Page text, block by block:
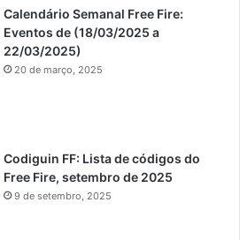
Calendário Semanal Free Fire:
Eventos de (18/03/2025 a
22/03/2025)
20 de março, 2025
Codiguin FF: Lista de códigos do
Free Fire, setembro de 2025
9 de setembro, 2025